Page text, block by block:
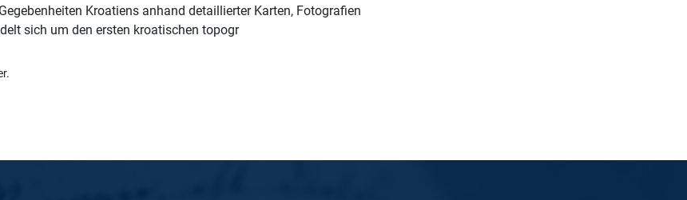
Kroatiens anhand detaillierter Karten, Fotografien
sich um den ersten kroatischen topogr